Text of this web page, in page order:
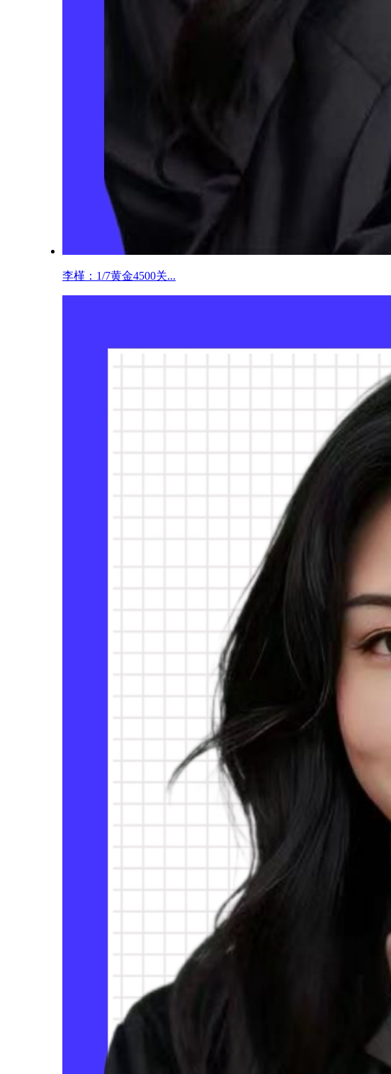
李槿：1/7黄金4500关...